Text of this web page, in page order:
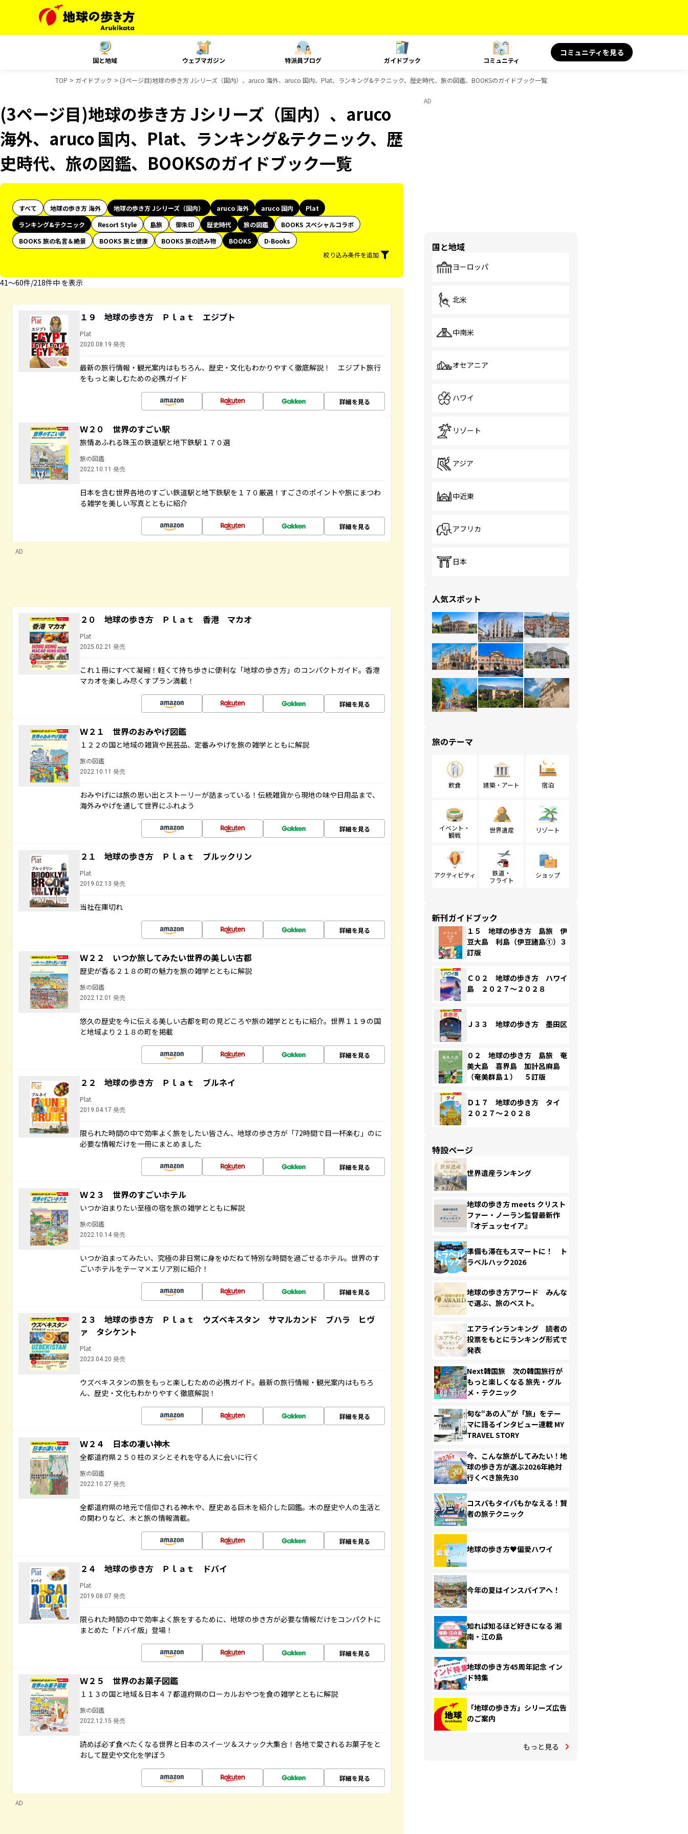
国と地域 ウェブマガジン 特派員ブログ ガイドブック コミュニティ
コミュニティを見る
TOP ガイドブック (3ページ目)地球の歩き方 Jシリーズ（国内）、aruco 海外、aruco 国内、Plat、ランキング&テクニック、歴史時代、旅の図鑑、BOOKSのガイドブック一覧
(3ページ目)地球の歩き方 Jシリーズ（国内）、aruco
海外、aruco 国内、Plat、ランキング&テクニック、歴
史時代、旅の図鑑、BOOKSのガイドブック一覧
すべて 地球の歩き方 海外 地球の歩き方 Jシリーズ（国内） aruco 海外 aruco 国内
Plat
ランキング&テクニック
Resort Style 島旅 御朱印 歴史時代 旅の図鑑
BOOKS スペシャルコラボ
BOOKS 旅の名言＆絶景
BOOKS 旅と健康 BOOKS 旅の読み物 BOOKS
D-Books
絞り込み条件を追加
41〜60件/218件中 を表示
１９ 地球の歩き方 Ｐｌａｔ エジプト
Plat
2020.08.19 発売
最新の旅行情報・観光案内はもちろん、歴史・文化もわかりやすく徹底解説！ エジプト旅行
をもっと楽しむための必携ガイド
詳細を見る
Ｗ２０ 世界のすごい駅
旅情あふれる珠玉の鉄道駅と地下鉄駅１７０選
旅の図鑑
2022.10.11 発売
日本を含む世界各地のすごい鉄道駅と地下鉄駅を１７０厳選！すごさのポイントや旅にまつわ
る雑学を美しい写真とともに紹介
詳細を見る
AD
２０ 地球の歩き方 Ｐｌａｔ 香港 マカオ
Plat
2025.02.21 発売
これ１冊にすべて凝縮！軽くて持ち歩きに便利な「地球の歩き方」のコンパクトガイド。香港
マカオを楽しみ尽くすプラン満載！
詳細を見る
Ｗ２１ 世界のおみやげ図鑑
１２２の国と地域の雑貨や民芸品、定番みやげを旅の雑学とともに解説
旅の図鑑
2022.10.11 発売
おみやげには旅の思い出とストーリーが詰まっている！伝統雑貨から現地の味や日用品まで、
海外みやげを通して世界にふれよう
詳細を見る
２１ 地球の歩き方 Ｐｌａｔ ブルックリン
Plat
2019.02.13 発売
当社在庫切れ
詳細を見る
Ｗ２２ いつか旅してみたい世界の美しい古都
歴史が香る２１８の町の魅力を旅の雑学とともに解説
旅の図鑑
2022.12.01 発売
悠久の歴史を今に伝える美しい古都を町の見どころや旅の雑学とともに紹介。世界１１９の国
と地域より２１８の町を掲載
詳細を見る
２２ 地球の歩き方 Ｐｌａｔ ブルネイ
Plat
2019.04.17 発売
限られた時間の中で効率よく旅をしたい皆さん、地球の歩き方が「72時間で目一杯楽む」のに
必要な情報だけを一冊にまとめました
詳細を見る
Ｗ２３ 世界のすごいホテル
いつか泊まりたい至極の宿を旅の雑学とともに解説
旅の図鑑
2022.10.14 発売
いつか泊まってみたい、究極の非日常に身をゆだねて特別な時間を過ごせるホテル。世界のす
ごいホテルをテーマ×エリア別に紹介！
詳細を見る
２３ 地球の歩き方 Ｐｌａｔ ウズベキスタン サマルカンド ブハラ ヒヴ
ァ タシケント
Plat
2023.04.20 発売
ウズベキスタンの旅をもっと楽しむための必携ガイド。最新の旅行情報・観光案内はもちろ
ん、歴史・文化もわかりやすく徹底解説！
詳細を見る
Ｗ２４ 日本の凄い神木
全都道府県２５０柱のヌシとそれを守る人に会いに行く
旅の図鑑
2022.10.27 発売
全都道府県の地元で信仰される神木や、歴史ある巨木を紹介した図鑑。木の歴史や人の生活と
の関わりなど、木と旅の情報満載。
詳細を見る
２４ 地球の歩き方 Ｐｌａｔ ドバイ
Plat
2019.08.07 発売
限られた時間の中で効率よく旅をするために、地球の歩き方が必要な情報だけをコンパクトに
まとめた「ドバイ版」登場！
詳細を見る
Ｗ２５ 世界のお菓子図鑑
１１３の国と地域＆日本４７都道府県のローカルおやつを食の雑学とともに解説
旅の図鑑
2022.12.15 発売
読めば必ず食べたくなる世界と日本のスイーツ＆スナック大集合！各地で愛されるお菓子をと
おして歴史や文化を学ぼう
詳細を見る
AD
AD
国と地域
ヨーロッパ
北米
中南米
オセアニア
ハワイ
リゾート
アジア
中近東
アフリカ
日本
人気スポット
旅のテーマ
飲食 建築・アート 宿泊
イベント・
観戦
世界遺産 リゾート
アクティビティ
鉄道・
フライト
ショップ
新刊ガイドブック
１５ 地球の歩き方 島旅 伊
豆大島 利島（伊豆諸島①）３
訂版
Ｃ０２ 地球の歩き方 ハワイ
島 ２０２７～２０２８
Ｊ３３ 地球の歩き方 墨田区
０２ 地球の歩き方 島旅 奄
美大島 喜界島 加計呂麻島
（奄美群島１） ５訂版
Ｄ１７ 地球の歩き方 タイ
２０２７～２０２８
特設ページ
世界遺産ランキング
地球の歩き方 meets クリスト
ファー・ノーラン監督最新作
『オデュッセイア』
準備も滞在もスマートに！ ト
ラベルハック2026
地球の歩き方アワード みんな
で選ぶ、旅のベスト。
エアラインランキング 読者の
投票をもとにランキング形式で
発表
Next韓国旅 次の韓国旅行が
もっと楽しくなる 旅先・グル
メ・テクニック
旬な“あの人”が「旅」をテー
マに語るインタビュー連載 MY
TRAVEL STORY
今、こんな旅がしてみたい！地
球の歩き方が選ぶ2026年絶対
行くべき旅先30
コスパもタイパもかなえる！賢
者の旅テクニック
地球の歩き方♥偏愛ハワイ
今年の夏はインスパイアへ！
知れば知るほど好きになる 湘
南・江の島
地球の歩き方45周年記念 イン
ド特集
「地球の歩き方」シリーズ広告
のご案内
もっと見る